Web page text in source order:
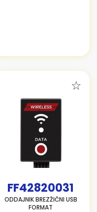
FF42820031
ODDAJNIK BREZŽIČNI USB
FORMAT